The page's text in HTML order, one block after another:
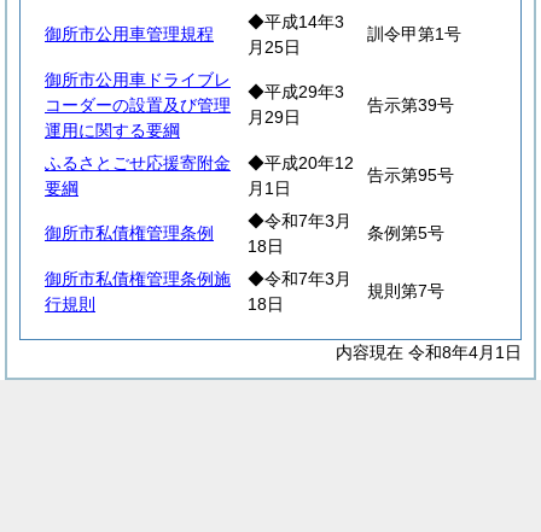
御所市公用車管理規程
◆平成14年3
月25日
訓令甲第1号
御所市公用車ドライブレ
コーダーの設置及び管理
運用に関する要綱
◆平成29年3
月29日
告示第39号
ふるさとごせ応援寄附金
要綱
◆平成20年12
月1日
告示第95号
御所市私債権管理条例
◆令和7年3月
18日
条例第5号
御所市私債権管理条例施
行規則
◆令和7年3月
18日
規則第7号
内容現在 令和8年4月1日